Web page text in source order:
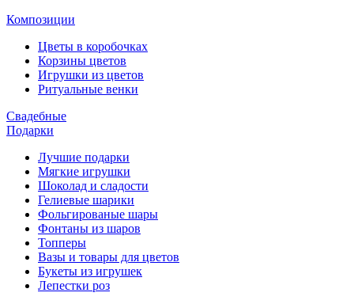
Композиции
Цветы в коробочках
Корзины цветов
Игрушки из цветов
Ритуальные венки
Свадебные
Подарки
Лучшие подарки
Мягкие игрушки
Шоколад и сладости
Гелиевые шарики
Фольгированые шары
Фонтаны из шаров
Топперы
Вазы и товары для цветов
Букеты из игрушек
Лепестки роз